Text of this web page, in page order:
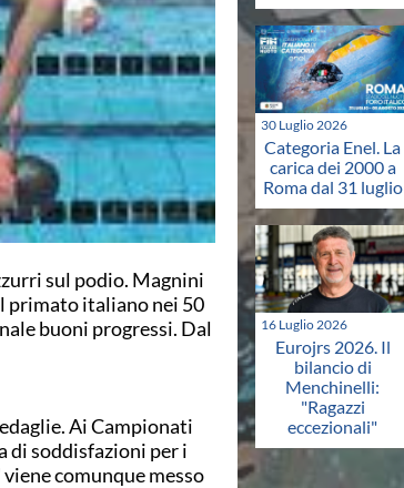
sul podio. Magnini
primato italiano nei 50
buoni progressi. Dal
Ai Campionati
di soddisfazioni per i
comunque messo
30 Luglio 2026
Categoria Enel. La
carica dei 2000 a
Roma dal 31 luglio
16 Luglio 2026
Eurojrs 2026. Il
bilancio di
Menchinelli:
"Ragazzi
eccezionali"